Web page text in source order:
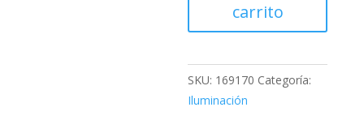
1625986
cantidad
carrito
SKU: 169170 Categoría:
Iluminación